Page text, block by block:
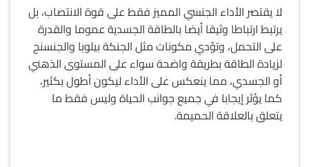
لا يقتصر الأداء الجنسي المميز فقط على قوة الانتصاب، بل
يرتبط ارتباطا وثيقا أيضا بالطاقة الجسدية عموما والقدرة
على التحمل، وتؤدي مكونات مثل الجنكة بيلوبا والجنسنج
لزيادة الطاقة بطريقة واضحة سواء على المستوى الذهني
أو الجسدي، مما ينعكس على الأداء ليكون أطول بكثير،
كما يؤثر إيجابا في جميع جوانب الحياة وليس فقط ما
يتعلق بالعلاقة الحميمة.